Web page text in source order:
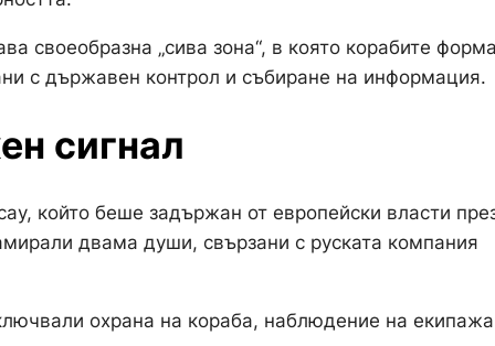
своеобразна „сива зона“, в която корабите
с държавен контрол и събиране на информация.
сигнал
който беше задържан от европейски власти
двама души, свързани с руската компания
охрана на кораба, наблюдение на